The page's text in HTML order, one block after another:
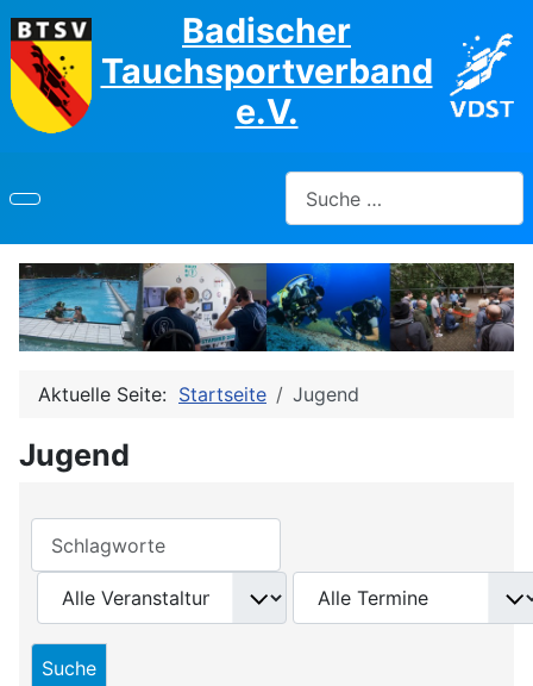
Badischer
Tauchsportverband
e.V.
Aktuelle Seite: Startseite Jugend
Jugend